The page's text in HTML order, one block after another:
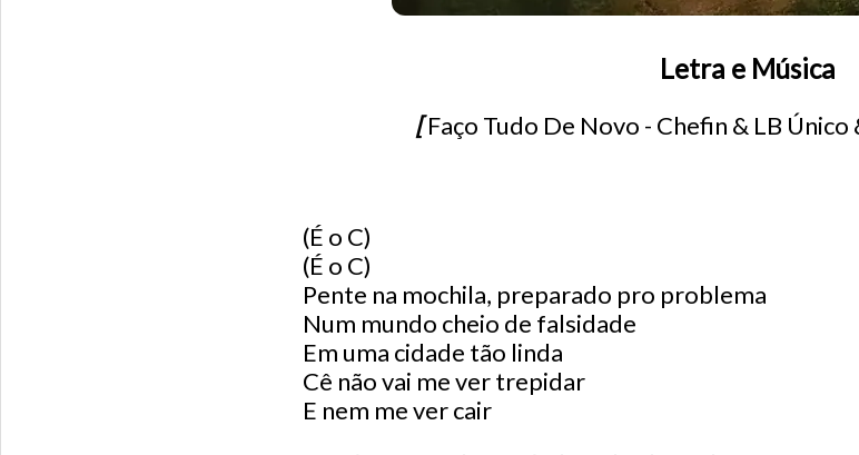
Letra e Música
[Faço Tudo De Novo - Chefin & LB
(É o C)
(É o C)
Pente na mochila, preparado pro problema
Num mundo cheio de falsidade
Em uma cidade tão linda
Cê não vai me ver trepidar
E nem me ver cair